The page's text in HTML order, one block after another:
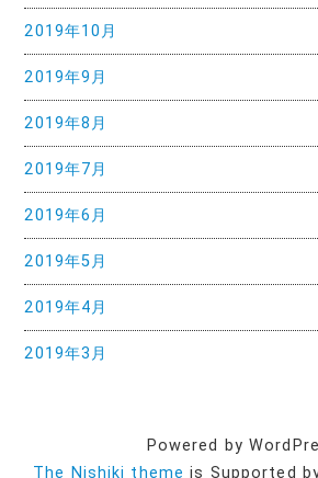
2019年10月
2019年9月
2019年8月
2019年7月
2019年6月
2019年5月
2019年4月
2019年3月
Powered by
The Nishiki theme is Supported